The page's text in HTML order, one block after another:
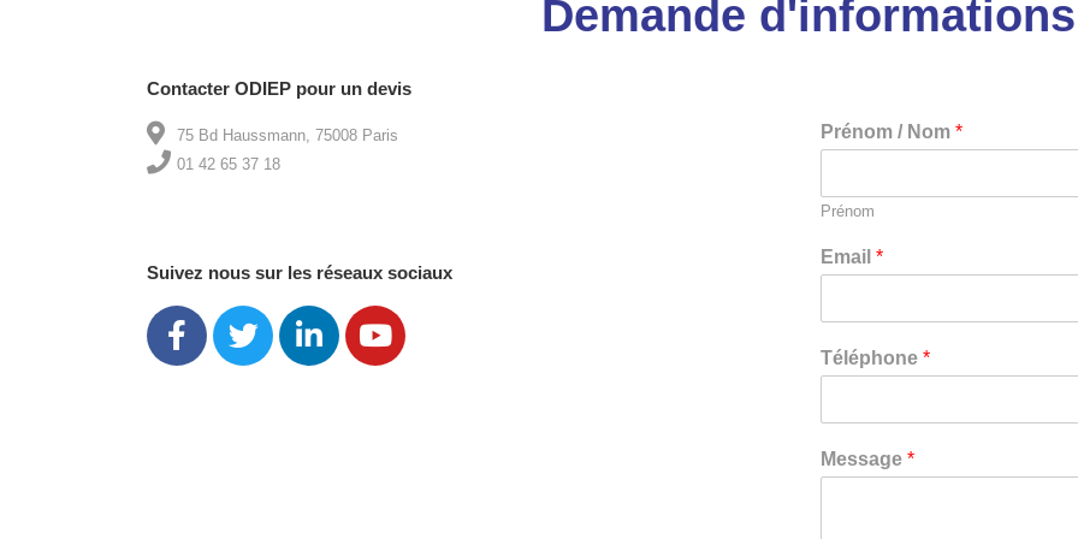
Demande d'informations
Contacter ODIEP pour un devis
75 Bd Haussmann, 75008 Paris
01 42 65 37 18
Suivez nous sur les réseaux sociaux
Prénom / Nom *
Prénom
Email *
Téléphone *
Message *